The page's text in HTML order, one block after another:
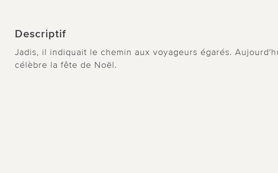
Descriptif
Jadis, il indiquait le chemin aux voyageurs égarés.
célèbre la fête de Noël.